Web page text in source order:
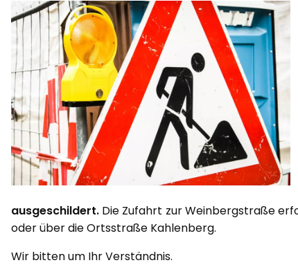
ausgeschildert. Die Zufahrt zur Weinbergstraße
oder über die Ortsstraße Kahlenberg.
Wir bitten um Ihr Verständnis.